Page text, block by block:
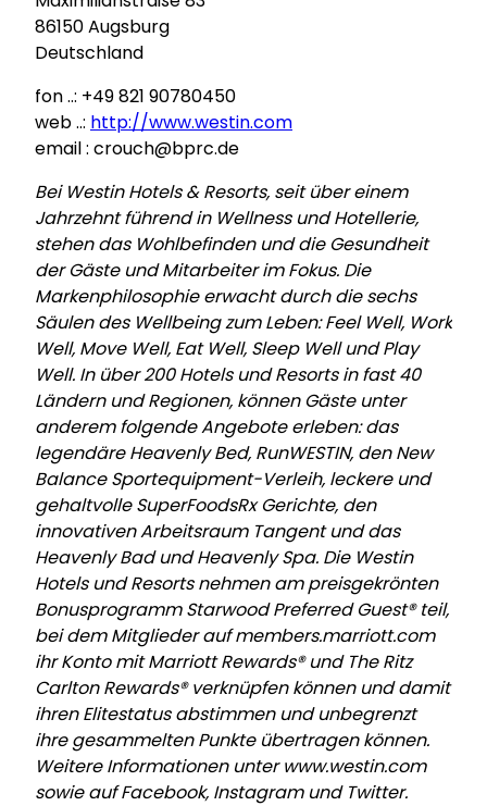
86150 Augsburg
Deutschland
fon ..: +49 821 90780450
web ..: http://www.westin.com
email : crouch@bprc.de
Bei Westin Hotels & Resorts, seit über einem
Jahrzehnt führend in Wellness und Hotellerie,
stehen das Wohlbefinden und die Gesundheit
der Gäste und Mitarbeiter im Fokus. Die
Markenphilosophie erwacht durch die sechs
Säulen des Wellbeing zum Leben: Feel Well, Work
Well, Move Well, Eat Well, Sleep Well und Play
Well. In über 200 Hotels und Resorts in fast 40
Ländern und Regionen, können Gäste unter
anderem folgende Angebote erleben: das
legendäre Heavenly Bed, RunWESTIN, den New
Balance Sportequipment-Verleih, leckere und
gehaltvolle SuperFoodsRx Gerichte, den
innovativen Arbeitsraum Tangent und das
Heavenly Bad und Heavenly Spa. Die Westin
Hotels und Resorts nehmen am preisgekrönten
Bonusprogramm Starwood Preferred Guest® teil,
bei dem Mitglieder auf members.marriott.com
ihr Konto mit Marriott Rewards® und The Ritz
Carlton Rewards® verknüpfen können und damit
ihren Elitestatus abstimmen und unbegrenzt
ihre gesammelten Punkte übertragen können.
Weitere Informationen unter www.westin.com
sowie auf Facebook, Instagram und Twitter.